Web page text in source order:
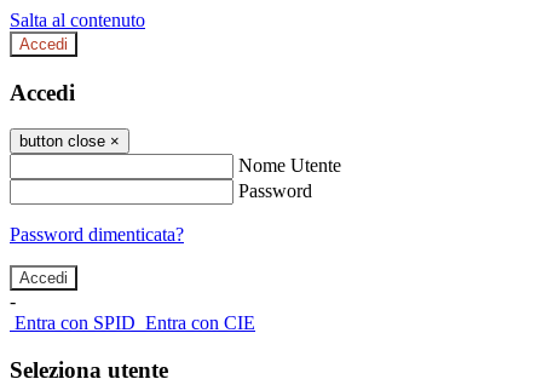
Salta al contenuto
Accedi
Accedi
button close ×
Nome Utente
Password
Password dimenticata?
-
Entra con SPID Entra con CIE
Seleziona utente